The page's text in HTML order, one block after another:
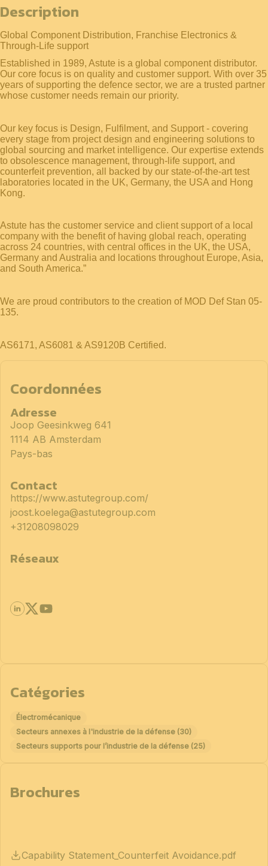
Description
Global Component Distribution, Franchise Electronics &
Through-Life support
Established in 1989, Astute is a global component distributor.
Our core focus is on quality and customer support. With over 35
years of supporting the defence sector, we are a trusted partner
whose customer needs remain our priority.
Our key focus is Design, Fulfilment, and Support - covering
every stage from project design and engineering solutions to
global sourcing and market intelligence. Our expertise extends
to obsolescence management, through-life support, and
counterfeit prevention, all backed by our state-of-the-art test
laboratories located in the UK, Germany, the USA and Hong
Kong.
Astute has the customer service and client support of a local
company with the benefit of having global reach, operating
across 24 countries, with central offices in the UK, the USA,
Germany and Australia and locations throughout Europe, Asia,
and South America.”
We are proud contributors to the creation of MOD Def Stan 05-
135.
AS6171, AS6081 & AS9120B Certified.
Coordonnées
Adresse
Joop Geesinkweg 641
1114 AB Amsterdam
Pays-bas
Contact
https://www.astutegroup.com/
joost.koelega@astutegroup.com
+31208098029
Réseaux
Catégories
Électromécanique
Secteurs annexes à l'industrie de la défense (30)
Secteurs supports pour l’industrie de la défense (25)
Brochures
Capability Statement_Counterfeit Avoidance.pdf